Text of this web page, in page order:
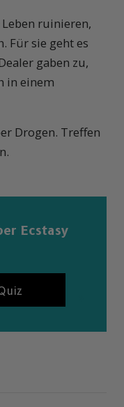
ruinieren,
Für sie geht es
gaben zu,
in einem
Drogen. Treffen
Ecstasy